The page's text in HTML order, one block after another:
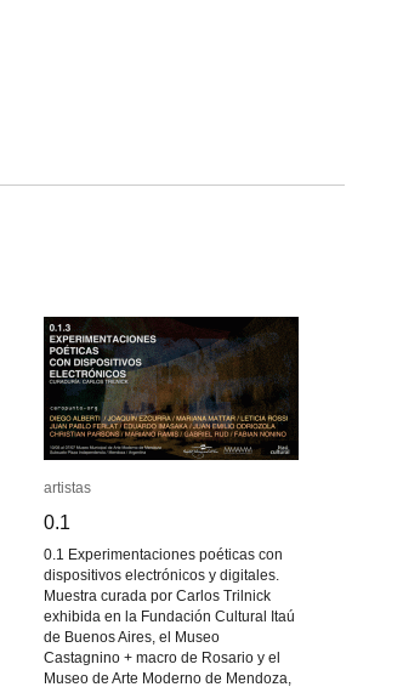
artistas
0.1
0.1 Experimentaciones poéticas con
dispositivos electrónicos y digitales.
Muestra curada por Carlos Trilnick
exhibida en la Fundación Cultural Itaú
de Buenos Aires, el Museo
Castagnino + macro de Rosario y el
Museo de Arte Moderno de Mendoza,
artistas
0.1